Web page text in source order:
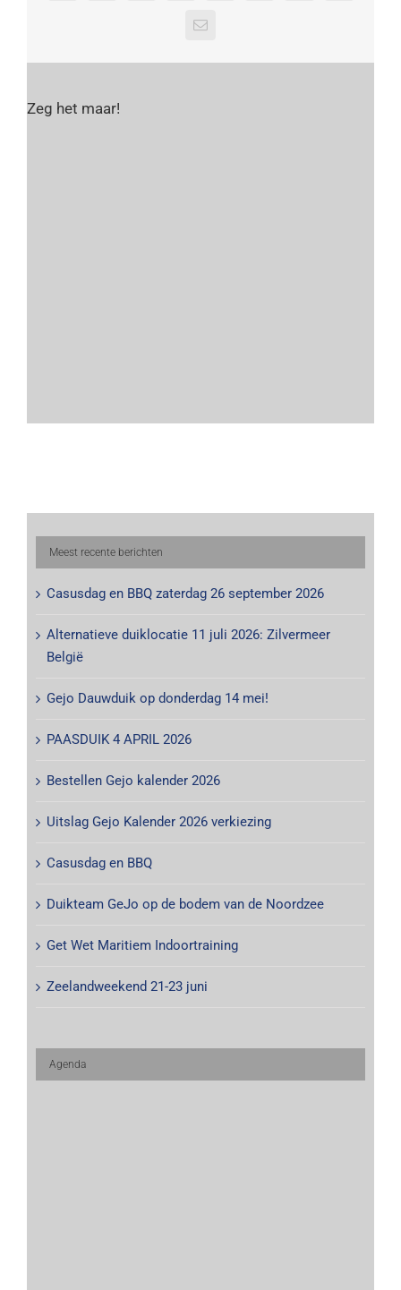
E-
Zeg het maar!
Meest recente berichten
Casusdag en BBQ zaterdag 26 september 2026
Alternatieve duiklocatie 11 juli 2026: Zilvermeer
België
Gejo Dauwduik op donderdag 14 mei!
PAASDUIK 4 APRIL 2026
Bestellen Gejo kalender 2026
Uitslag Gejo Kalender 2026 verkiezing
Casusdag en BBQ
Duikteam GeJo op de bodem van de Noordzee
Get Wet Maritiem Indoortraining
Zeelandweekend 21-23 juni
Agenda